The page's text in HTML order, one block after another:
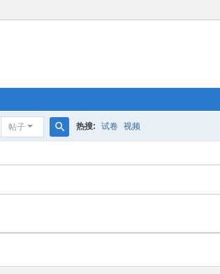
帖子
索
热搜: 试卷 视频